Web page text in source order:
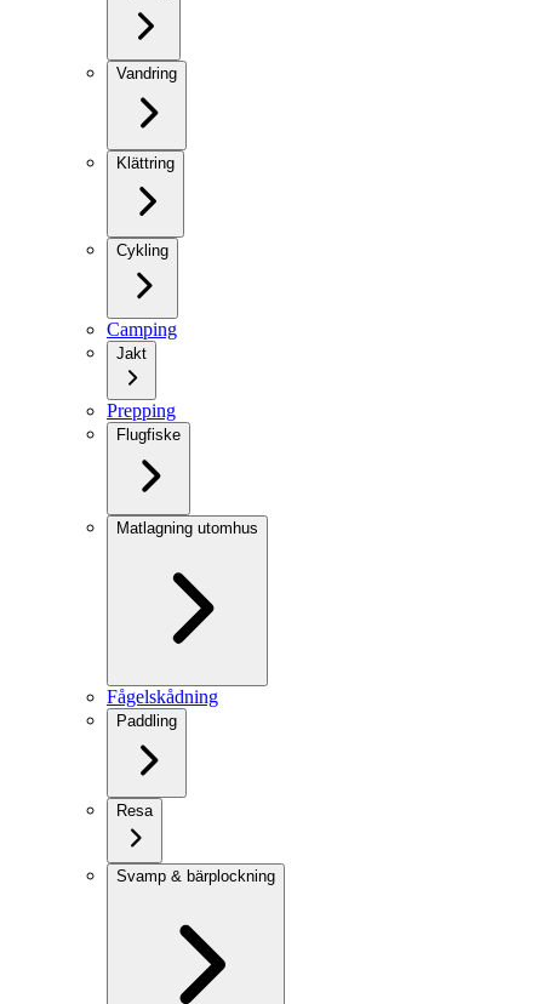
Vandring
Klättring
Cykling
Camping
Jakt
Prepping
Flugfiske
Matlagning utomhus
Fågelskådning
Paddling
Resa
Svamp & bärplockning